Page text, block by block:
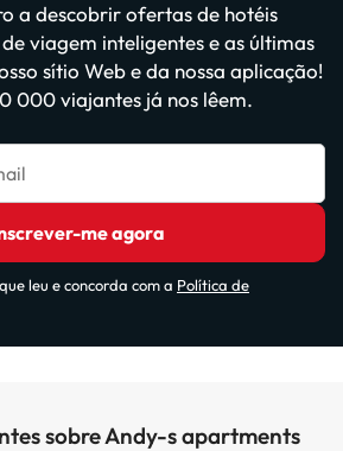
a descobrir ofertas de hotéis
viagem inteligentes e as últimas
sítio Web e da nossa aplicação!
000 viajantes já nos lêem.
me agora
leu e concorda com a Política de
sobre Andy-s apartments